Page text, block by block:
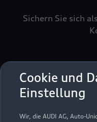
Cookie und
Einstellung
Wir, die AUDI AG, Auto-
Sichern Sie sich